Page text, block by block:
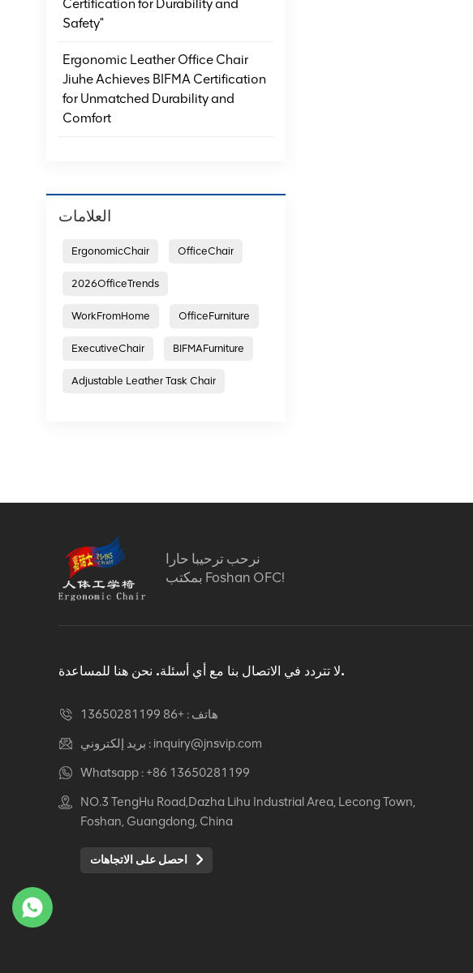
Certification for Durability and
Safety"
Ergonomic Leather Office Chair
Jiuhe Achieves BIFMA Certification
for Unmatched Durability and
Comfort
العلامات
ErgonomicChair OfficeChair
2026OfficeTrends
WorkFromHome OfficeFurniture
ExecutiveChair BIFMAFurniture
Adjustable Leather Task Chair
نرحب ترحيبا حارا
بمكتب Foshan OFC!
لا تتردد في الاتصال بنا مع أي أسئلة. نحن هنا للمساعدة.
هاتف : +86 13650281199
بريد إلكتروني : inquiry@jnsvip.com
Whatsapp :+86 13650281199
NO.3 TengHu Road,Dazha Lihu Industrial Area, Lecong Town,
Foshan, Guangdong, China